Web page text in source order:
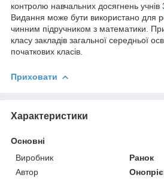
контролю навчальних досягнень учнів
Видання може бути використано для
чинним підручником з математики.
класу закладів загальної середньої
початкових класів.
Приховати
Характеристики
Основні
Виробник
Ранок
Автор